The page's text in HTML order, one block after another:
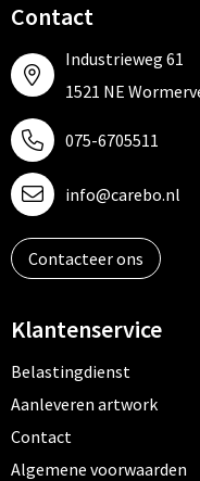
Contact
Industrieweg 61
1521 NE
075-6705511
info@carebo.nl
Contacteer ons
Klantenservice
Belastingdienst
Aanleveren artwork
Contact
Algemene voorwaarden